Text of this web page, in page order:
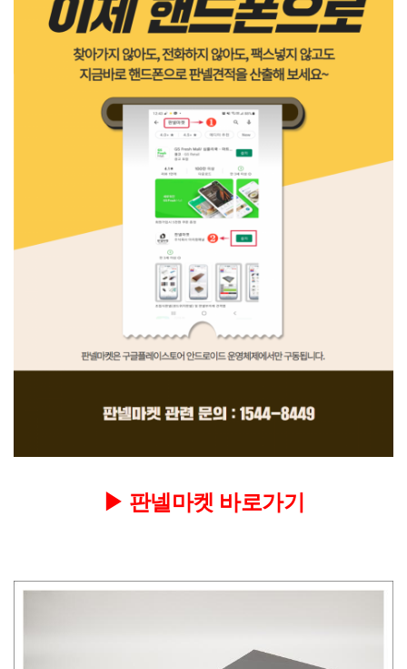
▶ 판넬마켓 바로가기